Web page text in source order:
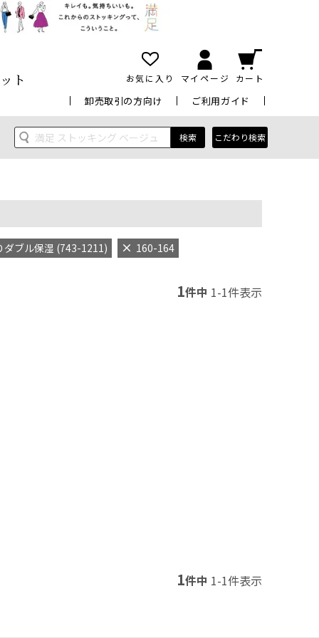
ト お気に入り マイページ カート
卸売取引の方向け ご利用ガイド
検索 こだわり検索
ダブル保湿 (743-1211) 160-164
1件中 1-1件表示
1件中 1-1件表示